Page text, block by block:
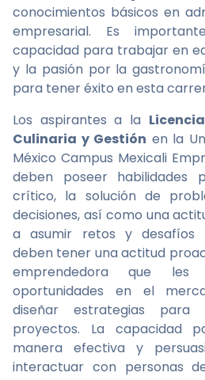
conocimientos básicos en
empresarial. Es
capacidad para trabajar en
y la pasión por la
para tener éxito en esta
Los aspirantes a la
Culinaria y Gestión en la
México Campus Mexicali
deben poseer habilidades
crítico, la solución de
decisiones, así como una
a asumir retos y desafíos
deben tener una actitud
emprendedora que les
oportunidades en el
diseñar estrategias para
proyectos. La capacidad
manera efectiva y
interactuar con personas